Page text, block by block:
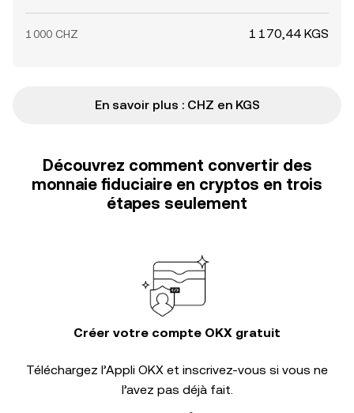
1 000 CHZ 1 170,44 KGS
En savoir plus : CHZ en KGS
Découvrez comment convertir des
monnaie fiduciaire en cryptos en trois
étapes seulement
Créer votre compte OKX gratuit
Téléchargez l’Appli OKX et inscrivez-vous si vous ne
l’avez pas déjà fait.